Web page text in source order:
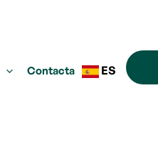
Contacta ES